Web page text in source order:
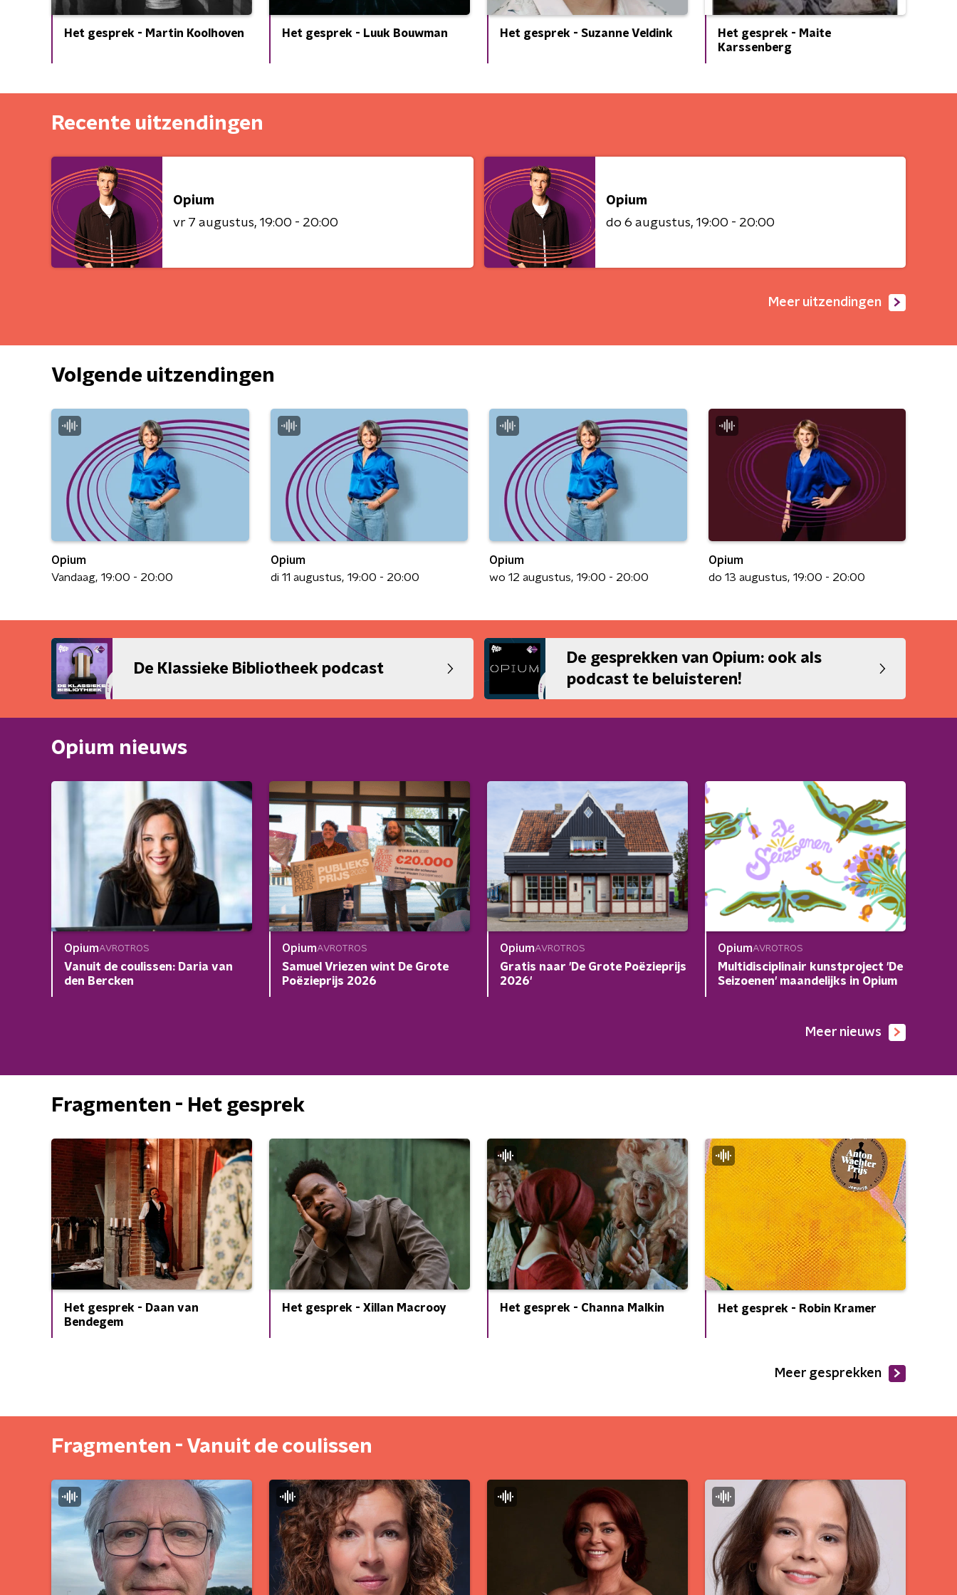
Het gesprek - Martin Koolhoven Het gesprek - Luuk Bouwman Het gesprek - Suzanne Veldink
Het gesprek - Maite
Karssenberg
Recente uitzendingen
Opium
vr 7 augustus 19:00 - 20:00
Opium
do 6 augustus 19:00 - 20:00
Meer uitzendingen
Volgende uitzendingen
Opium
Vandaag 19:00 - 20:00
Opium
di 11 augustus 19:00 - 20:00
Opium
wo 12 augustus 19:00 - 20:00
Opium
do 13 augustus 19:00 - 20:00
De Klassieke Bibliotheek podcast
De gesprekken van Opium: ook als
podcast te beluisteren!
Opium nieuws
OpiumAVROTROS
Vanuit de coulissen: Daria van
den Bercken
OpiumAVROTROS
Samuel Vriezen wint De Grote
Poëzieprijs 2026
OpiumAVROTROS
Gratis naar 'De Grote Poëzieprijs
2026'
OpiumAVROTROS
Multidisciplinair kunstproject 'De
Seizoenen' maandelijks in Opium
Meer nieuws
Fragmenten - Het gesprek
Het gesprek - Daan van
Bendegem
Het gesprek - Xillan Macrooy Het gesprek - Channa Malkin Het gesprek - Robin Kramer
Meer gesprekken
Fragmenten - Vanuit de coulissen